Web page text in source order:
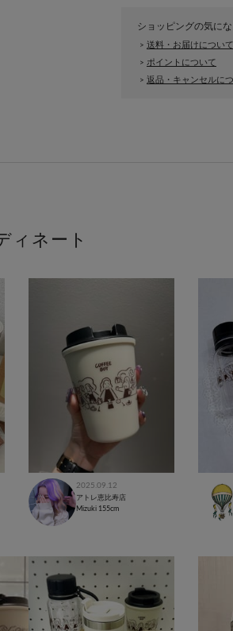
ショッピングの気に
> 送料・お届けについて
> ポイントについて
> 返品・キャンセルに
ィネート
2025.09.12
アトレ恵比寿店
Mizuki 155cm